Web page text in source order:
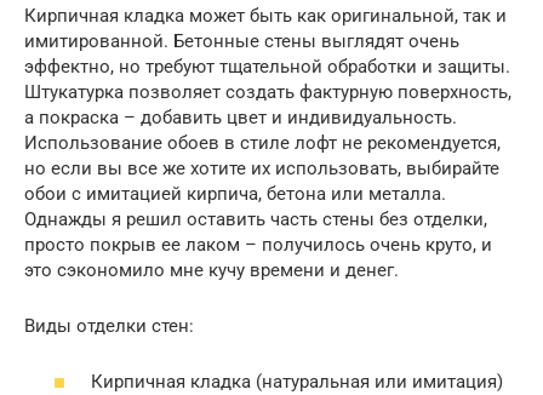
Кирпичная кладка может быть как оригинальной, так и
имитированной. Бетонные стены выглядят очень
эффектно, но требуют тщательной обработки и защиты.
Штукатурка позволяет создать фактурную поверхность,
а покраска – добавить цвет и индивидуальность.
Использование обоев в стиле лофт не рекомендуется,
но если вы все же хотите их использовать, выбирайте
обои с имитацией кирпича, бетона или металла.
Однажды я решил оставить часть стены без отделки,
просто покрыв ее лаком – получилось очень круто, и
это сэкономило мне кучу времени и денег.
Виды отделки стен:
Кирпичная кладка (натуральная или имитация)